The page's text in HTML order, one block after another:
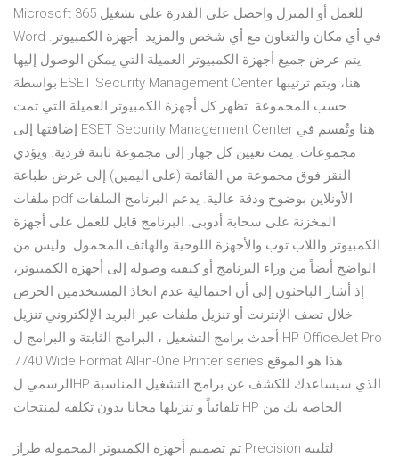
Microsoft 365 للعمل أو المنزل واحصل على القدرة على تشغيل
Word في أي مكان والتعاون مع أي شخص والمزيد. أجهزة الكمبيوتر.
يتم عرض جميع أجهزة الكمبيوتر العميلة التي يمكن الوصول إليها
بواسطة ESET Security Management Center هنا، ويتم ترتيبها
حسب المجموعة. تظهر كل أجهزة الكمبيوتر العميلة التي تمت
إضافتها إلى ESET Security Management Center هنا وتُقسم في
مجموعات. يمت تعيين كل جهاز إلى مجموعة ثابتة فردية. ويؤدي
النقر فوق مجموعة من القائمة (على اليمين) إلى عرض طباعة
ملفات pdf الأونلاين بوضوح ودقة عالية. يدعم البرنامج الملفات
المخزنة على سحابة أدوبى. البرنامج قابل للعمل على أجهزة
الكمبيوتر واللاب توب والأجهزة اللوحية والهاتف المحمول. وليس من
الواضح أيضاً من وراء البرنامج أو كيفية وصوله إلى أجهزة الكمبيوتر،
إذ أشار الباحثون إلى أن احتمالية عدم اتخاذ المستخدمين الحرص
خلال تصف الإنترنت أو تنزيل ملفات عبر البريد الإلكتروني تنزيل
أحدث برامج التشغيل ، البرامج الثابتة و البرامج ل HP OfficeJet Pro
7740 Wide Format All-in-One Printer series.هذا هو الموقع
الرسمي لHP الذي سيساعدك للكشف عن برامج التشغيل المناسبة
تلقائياً و تنزيلها مجانا بدون تكلفة لمنتجات HP الخاصة بك من
تم تصميم أجهزة الكمبيوتر المحمولة طراز Precision لتلبية